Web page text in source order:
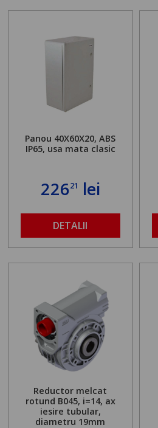
Panou 40X60X20, ABS
IP65, usa mata clasic
22621 lei
DETALII
Reductor melcat
rotund B045, i=14, ax
iesire tubular,
diametru 19mm